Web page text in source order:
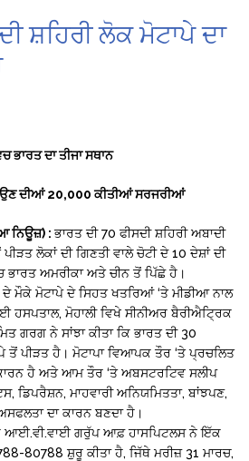
ਸ਼ਹਿਰੀ ਲੋਕ ਮੋਟਾਪੇ ਦਾ
ਭਾਰਤ ਦਾ ਤੀਜਾ ਸਥਾਨ
ਦੀਆਂ 20,000 ਕੀਤੀਆਂ ਸਰਜਰੀਆਂ
ਨਿਊਜ਼) :ਭਾਰਤ ਦੀ 70 ਫੀਸਦੀ ਸ਼ਹਿਰੀ ਅਬਾਦੀ
ਲੋਕਾਂ ਦੀ ਗਿਣਤੀ ਵਾਲੇ ਚੋਟੀ ਦੇ 10 ਦੇਸ਼ਾਂ ਦੀ
ਅਮਰੀਕਾ ਅਤੇ ਚੀਨ ਤੋਂ ਪਿੱਛੇ ਹੈ।
ਮੌਕੇ ਮੋਟਾਪੇ ਦੇ ਸਿਹਤ ਖਤਰਿਆਂ ‘ਤੇ ਮੀਡੀਆ ਨਾਲ
ਮੋਹਾਲੀ ਵਿਖੇ ਸੀਨੀਅਰ ਬੈਰੀਐਟ੍ਰਿਕ
ਗਰਗ ਨੇ ਸਾਂਝਾ ਕੀਤਾ ਕਿ ਭਾਰਤ ਦੀ 30
ਤੋਂ ਪੀੜਤ ਹੈ। ਮੋਟਾਪਾ ਵਿਆਪਕ ਤੌਰ ‘ਤੇ ਪ੍ਰਚਲਿਤ
ਹੈ ਅਤੇ ਆਮ ਤੌਰ ‘ਤੇ ਅਬਸਟਰਟਿਵ ਸਲੀਪ
ਮਾਹਵਾਰੀ ਅਨਿਯਮਿਤਤਾ, ਬਾਂਝਪਣ,
ਦਾ ਕਾਰਨ ਬਣਦਾ ਹੈ।
ਆਈ.ਵੀ.ਵਾਈ ਗਰੁੱਪ ਆਫ਼ ਹਾਸਪਿਟਲਸ ਨੇ ਇੱਕ
80788 ਸ਼ੁਰੂ ਕੀਤਾ ਹੈ, ਜਿੱਥੇ ਮਰੀਜ਼ 31 ਮਾਰਚ,